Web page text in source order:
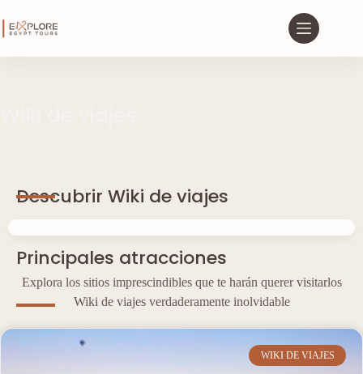
Descubrir Wiki de viajes
Principales atracciones
Explora los sitios imprescindibles que te harán querer visitarlos
Wiki de viajes verdaderamente inolvidable
WIKI DE VIAJES